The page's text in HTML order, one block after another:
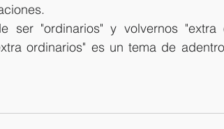
ser "ordinarios" y volvernos
ordinarios" es un tema de